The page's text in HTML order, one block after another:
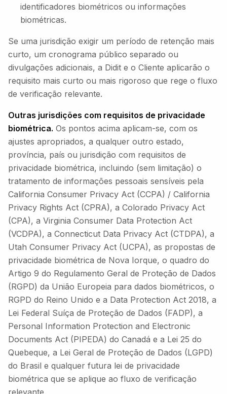
identificadores biométricos ou informações
biométricas.
Se uma jurisdição exigir um período de retenção mais
curto, um cronograma público separado ou
divulgações adicionais, a Didit e o Cliente aplicarão o
requisito mais curto ou mais rigoroso que rege o fluxo
de verificação relevante.
Outras jurisdições com requisitos de privacidade
biométrica. Os pontos acima aplicam-se, com os
ajustes apropriados, a qualquer outro estado,
província, país ou jurisdição com requisitos de
privacidade biométrica, incluindo (sem limitação) o
tratamento de informações pessoais sensíveis pela
California Consumer Privacy Act (CCPA) / California
Privacy Rights Act (CPRA), a Colorado Privacy Act
(CPA), a Virginia Consumer Data Protection Act
(VCDPA), a Connecticut Data Privacy Act (CTDPA), a
Utah Consumer Privacy Act (UCPA), as propostas de
privacidade biométrica de Nova Iorque, o quadro do
Artigo 9 do Regulamento Geral de Proteção de Dados
(RGPD) da União Europeia para dados biométricos, o
RGPD do Reino Unido e a Data Protection Act 2018, a
Lei Federal Suíça de Proteção de Dados (FADP), a
Personal Information Protection and Electronic
Documents Act (PIPEDA) do Canadá e a Lei 25 do
Quebeque, a Lei Geral de Proteção de Dados (LGPD)
do Brasil e qualquer futura lei de privacidade
biométrica que se aplique ao fluxo de verificação
relevante.